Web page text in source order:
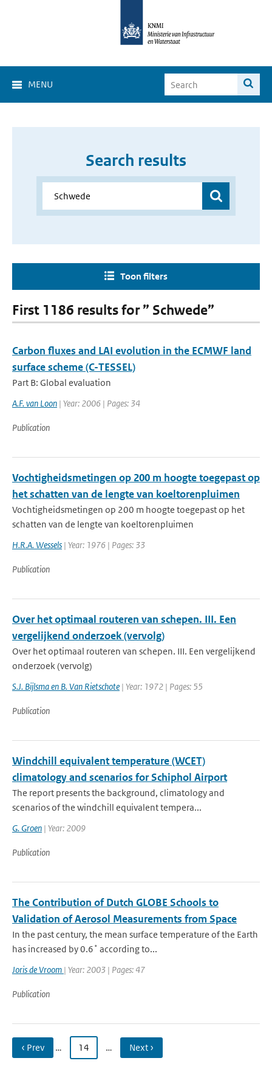
MENU
Search results
Toon filters
First 1186 results for ” Schwede”
Carbon fluxes and LAI evolution in the ECMWF land
surface scheme (C-TESSEL)
Part B: Global evaluation
A.F. van Loon | Year: 2006 | Pages: 34
Publication
Vochtigheidsmetingen op 200 m hoogte toegepast op
het schatten van de lengte van koeltorenpluimen
Vochtigheidsmetingen op 200 m hoogte toegepast op het
schatten van de lengte van koeltorenpluimen
H.R.A. Wessels | Year: 1976 | Pages: 33
Publication
Over het optimaal routeren van schepen. III. Een
vergelijkend onderzoek (vervolg)
Over het optimaal routeren van schepen. III. Een vergelijkend
onderzoek (vervolg)
S.J. Bijlsma en B. Van Rietschote | Year: 1972 | Pages: 55
Publication
Windchill equivalent temperature (WCET)
climatology and scenarios for Schiphol Airport
The report presents the background, climatology and
scenarios of the windchill equivalent tempera...
G. Groen | Year: 2009
Publication
The Contribution of Dutch GLOBE Schools to
Validation of Aerosol Measurements from Space
In the past century, the mean surface temperature of the Earth
has increased by 0.6˚ according to...
Joris de Vroom | Year: 2003 | Pages: 47
Publication
‹ Prev … 14 … Next ›